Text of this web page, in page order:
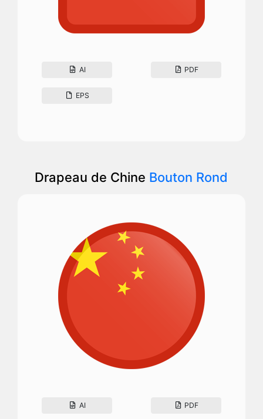
AI PDF
EPS
Drapeau de Chine Bouton Rond
AI PDF